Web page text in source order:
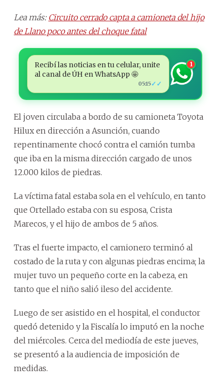
Lea más: Circuito cerrado capta a camioneta del hijo
de Llano poco antes del choque fatal
Recibí las noticias en tu celular, unite
al canal de ÚH en WhatsApp 🤩
05:15✓✓
1
El joven circulaba a bordo de su camioneta Toyota
Hilux en dirección a Asunción, cuando
repentinamente chocó contra el camión tumba
que iba en la misma dirección cargado de unos
12.000 kilos de piedras.
La víctima fatal estaba sola en el vehículo, en tanto
que Ortellado estaba con su esposa, Crista
Marecos, y el hijo de ambos de 5 años.
Tras el fuerte impacto, el camionero terminó al
costado de la ruta y con algunas piedras encima; la
mujer tuvo un pequeño corte en la cabeza, en
tanto que el niño salió ileso del accidente.
Luego de ser asistido en el hospital, el conductor
quedó detenido y la Fiscalía lo imputó en la noche
del miércoles. Cerca del mediodía de este jueves,
se presentó a la audiencia de imposición de
medidas.